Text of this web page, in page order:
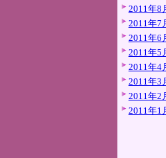
2011年8
2011年7
2011年6
2011年5
2011年4
2011年3
2011年2
2011年1